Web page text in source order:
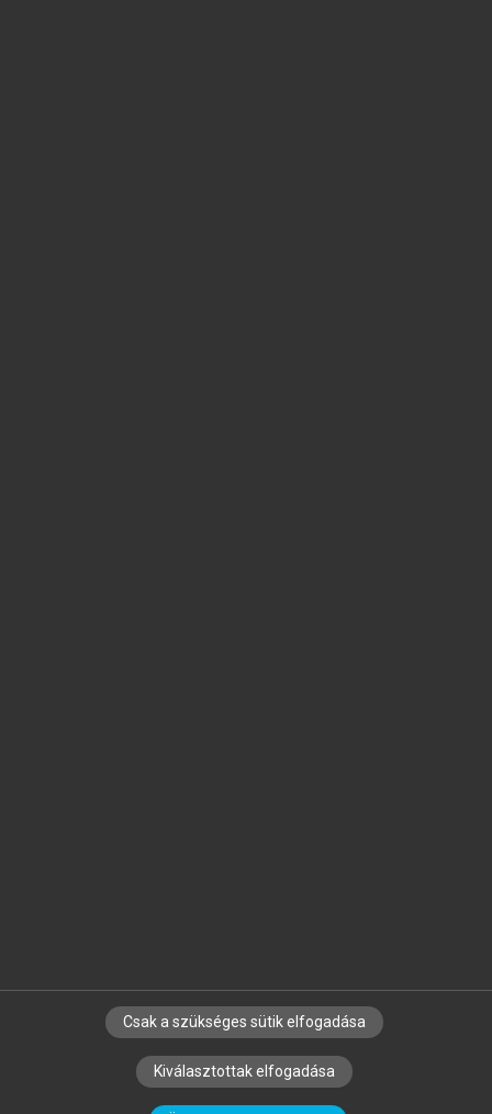
SZERZŐKNEK CÉGEKNEK KÖNYVTÁROSOKNAK
SZERKESZTÉSI ÉS LEKTORÁLÁSI ALAPELVEK
Csak a szükséges sütik elfogadása
Kiválasztottak elfogadása